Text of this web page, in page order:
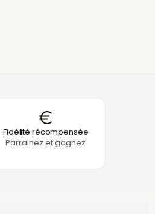
Fidélité récompensée
Parrainez et gagnez